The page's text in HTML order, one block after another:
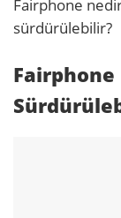
Fairphone
sürdürülebilir?
Fairphone